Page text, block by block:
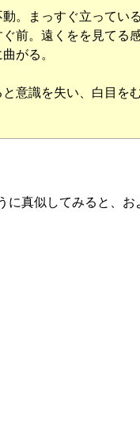
動。まっすぐ立っている
ぐ前。遠くをを見てる感
がる。
と意識を失い、白目を
に真似してみると、お